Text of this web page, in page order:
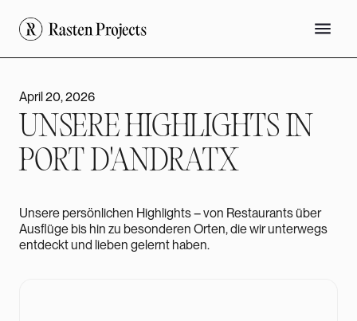
April 20, 2026
UNSERE HIGHLIGHTS IN
PORT D'ANDRATX
Unsere persönlichen Highlights – von Restaurants über
Ausflüge bis hin zu besonderen Orten, die wir unterwegs
entdeckt und lieben gelernt haben.